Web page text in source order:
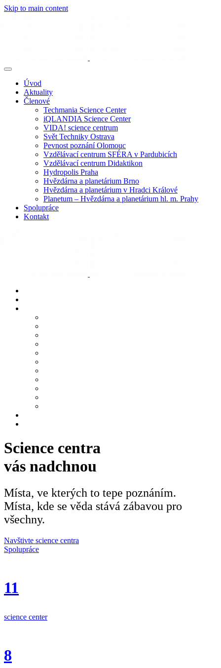
Skip to main content
Úvod
Aktuality
Členové
Techmania Science Center
iQLANDIA Science Center
VIDA! science centrum
Svět Techniky Ostrava
Pevnost poznání Olomouc
Vzdělávací centrum SFÉRA v Pardubicích
Vzdělávací centrum Didaktikon
Hydropolis Praha
Hvězdárna a planetárium Brno
Hvězdárna a planetárium v Hradci Králové
Planetum – Hvězdárna a planetárium hl. m. Prahy
Spolupráce
Kontakt
Science centra
vás nadchnou
Místa, ve kterých to tepe poznáním.
Místa, kde se věda stává zábavou pro
všechny.
Navštivte science centra
Spolupráce
11
science center
8